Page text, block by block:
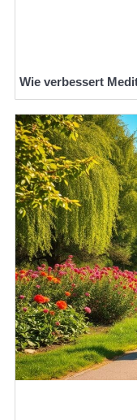
Wie verbessert